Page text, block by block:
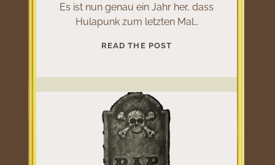
Es ist nun genau ein Jahr her, dass
Hulapunk zum letzten Mal…
READ THE POSTKÄPT`N